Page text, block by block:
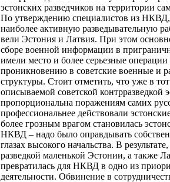
эстонских разведчиков на территории
По утверждению специалистов из НКВД,
наиболее активную разведывательную
вели Эстония и Латвия. При этом
сборе военной информации в
имели место и более серьезные
проникновению в советские военные и
структуры. Стоит отметить, что уже в
описываемой советской контрразведкой
пропорциональна поражениям самих
профессиональнее действовали
более грозным врагом становилась
НКВД – надо было оправдывать
глазах высокого начальства. В
разведкой маленькой Эстонии, а также
превратилась для НКВД в одно из
деятельности. Обвинение в